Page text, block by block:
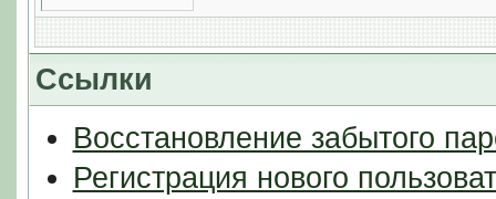
Ссылки
Восстановление забытого
Регистрация нового